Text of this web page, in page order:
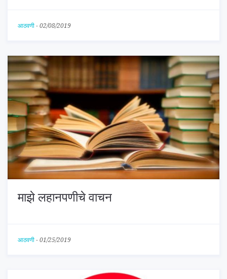
आठवणी - 02/08/2019
माझे लहानपणीचे वाचन
आठवणी - 01/25/2019